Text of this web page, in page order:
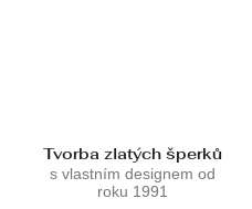
Tvorba zlatých šperků
s vlastním designem od
roku 1991